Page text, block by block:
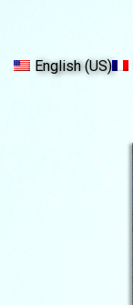
English (US)